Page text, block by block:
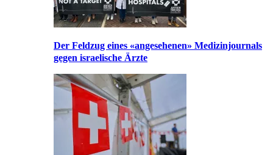
Der Feldzug eines «angesehenen» Medizinjournals
gegen israelische Ärzte